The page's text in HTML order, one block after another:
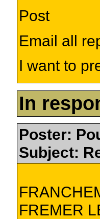
Post
Email all
I want to
In
Poster:
Subject:
FREMER